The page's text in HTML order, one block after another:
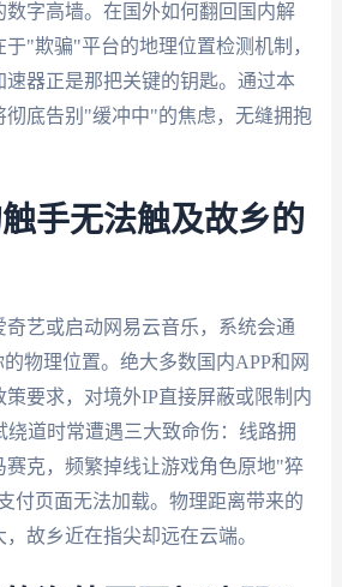
数字高墙。在国外如何翻回国内解
"欺骗"平台的地理位置检测机制，
速器正是那把关键的钥匙。通过本
彻底告别"缓冲中"的焦虑，无缝拥抱
手无法触及故乡的
奇艺或启动网易云音乐，系统会通
物理位置。绝大多数国内APP和网
要求，对境外IP直接屏蔽或限制内
绕道时常遭遇三大致命伤：线路拥
赛克，频繁掉线让游戏角色原地"猝
付页面无法加载。物理距离带来的
故乡近在指尖却远在云端。